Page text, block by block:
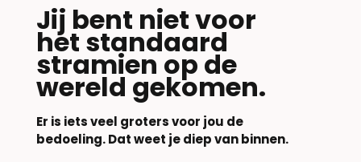
Jij bent niet voor
het standaard
stramien op de
wereld gekomen.
Er is iets veel groters voor jou de
bedoeling. Dat weet je diep van binnen.